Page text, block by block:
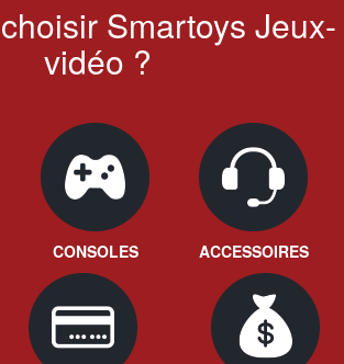
Smartoys Jeux-
vidéo ?
CONSOLES ACCESSOIRES